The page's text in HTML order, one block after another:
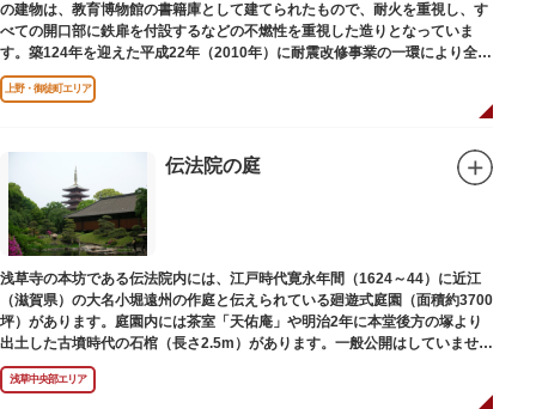
の建物は、教育博物館の書籍庫として建てられたもので、耐火を重視し、す
べての開口部に鉄扉を付設するなどの不燃性を重視した造りとなっていま
す。築124年を迎えた平成22年（2010年）に耐震改修事業の一環により全面
改修が施されました。
上野・御徒町エリア
伝法院の庭
浅草寺の本坊である伝法院内には、江戸時代寛永年間（1624～44）に近江
（滋賀県）の大名小堀遠州の作庭と伝えられている廻遊式庭園（面積約3700
坪）があります。庭園内には茶室「天佑庵」や明治2年に本堂後方の塚より
出土した古墳時代の石棺（長さ2.5m）があります。一般公開はしていません
が、不定期で特別公開されることがあります。
浅草中央部エリア